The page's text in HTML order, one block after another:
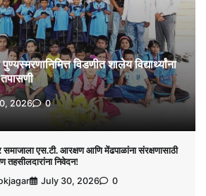
विडणीत शालेय विद्यार्थ्यांना
2026 0
एस.टी. आरक्षण आणि मेंढपाळांना संरक्षणासाठी
निवेदन!
July 30, 2026 0